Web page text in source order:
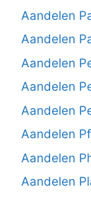
Aandelen
Aandelen
Aandelen
Aandelen
Aandelen
Aandelen
Aandelen
Aandelen